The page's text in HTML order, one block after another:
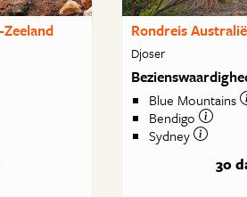
Rondreis
Djoser
Blue Mountains
Bendigo
Sydney
30